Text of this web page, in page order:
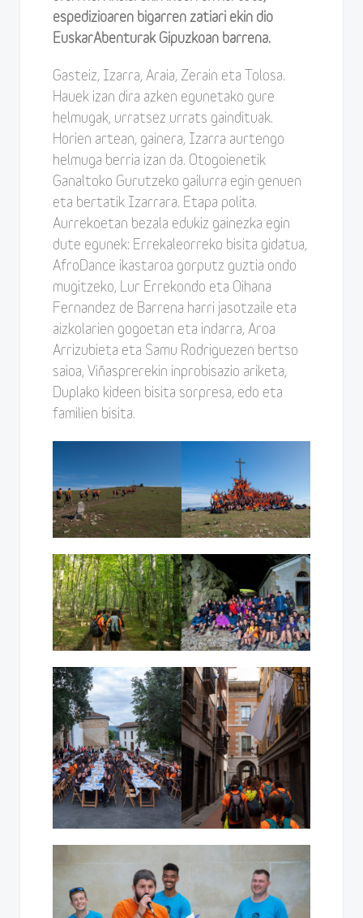
espedizioaren bigarren zatiari ekin dio
EuskarAbenturak Gipuzkoan barrena.
Gasteiz, Izarra, Araia, Zerain eta Tolosa.
Hauek izan dira azken egunetako gure
helmugak, urratsez urrats gaindituak.
Horien artean, gainera, Izarra aurtengo
helmuga berria izan da. Otogoienetik
Ganaltoko Gurutzeko gailurra egin genuen
eta bertatik Izarrara. Etapa polita.
Aurrekoetan bezala edukiz gainezka egin
dute egunek: Errekaleorreko bisita gidatua,
AfroDance ikastaroa gorputz guztia ondo
mugitzeko, Lur Errekondo eta Oihana
Fernandez de Barrena harri jasotzaile eta
aizkolarien gogoetan eta indarra, Aroa
Arrizubieta eta Samu Rodriguezen bertso
saioa, Viñasprerekin inprobisazio ariketa,
Duplako kideen bisita sorpresa, edo eta
familien bisita.